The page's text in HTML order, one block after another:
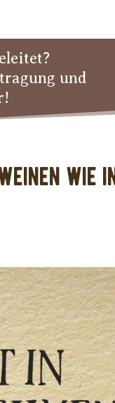
und
wie in